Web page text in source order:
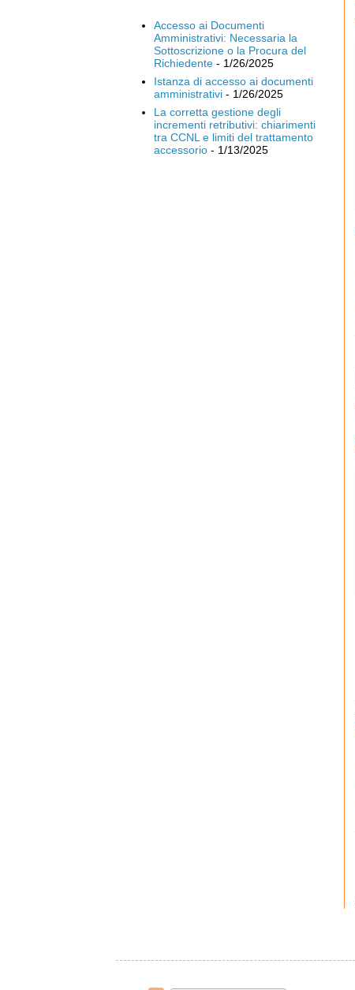
Accesso ai Documenti
Amministrativi: Necessaria la
Sottoscrizione o la Procura del
Richiedente- 1/26/2025
Istanza di accesso ai documenti
amministrativi- 1/26/2025
La corretta gestione degli
incrementi retributivi: chiarimenti
tra CCNL e limiti del trattamento
accessorio- 1/13/2025